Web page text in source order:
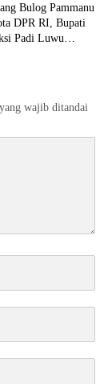
Bulog Pammanu
DPR RI, Bupati
Padi Luwu
wajib ditandai